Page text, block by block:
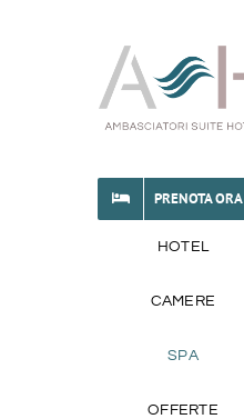
PRENOTA ORA
HOTEL
CAMERE
SPA
OFFERTE